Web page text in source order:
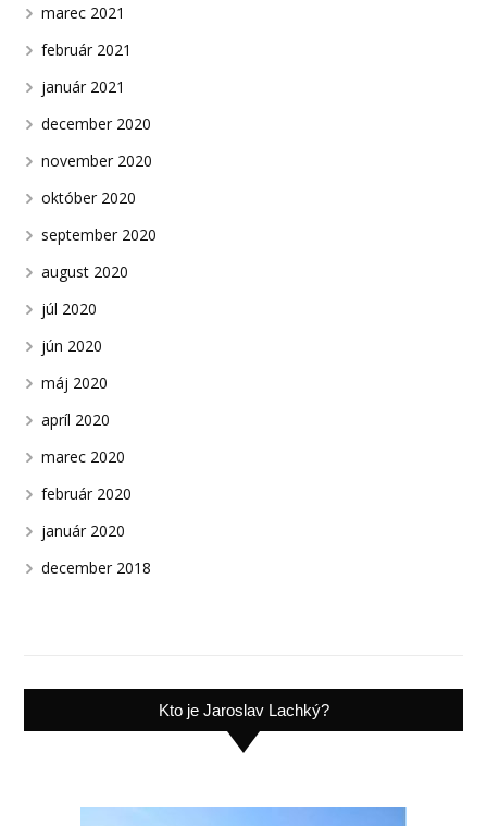
marec 2021
február 2021
január 2021
december 2020
november 2020
október 2020
september 2020
august 2020
júl 2020
jún 2020
máj 2020
apríl 2020
marec 2020
február 2020
január 2020
december 2018
Kto je Jaroslav Lachký?